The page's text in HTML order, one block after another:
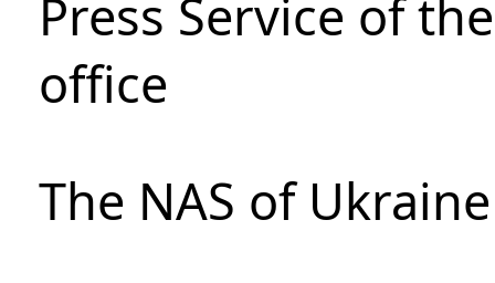
Press Service of
office
The NAS of